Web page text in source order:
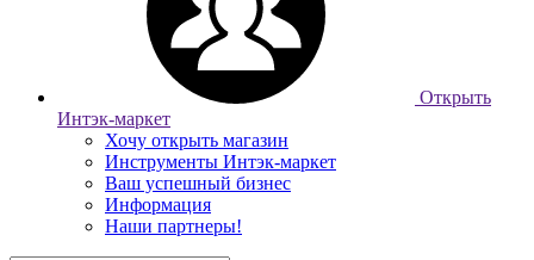
Открыть
Интэк-маркет
Хочу открыть магазин
Инструменты Интэк-маркет
Ваш успешный бизнес
Информация
Наши партнеры!